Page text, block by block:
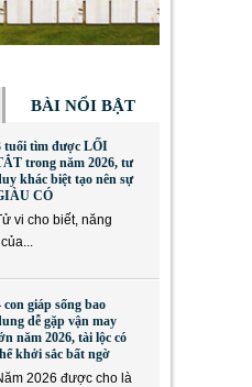
BÀI NỔI BẬT
tuổi tìm được LỐI
trong năm 2026, tư
khác biệt tạo nên sự
CÓ
vi cho biết, năng
con giáp sống bao
dễ gặp vận may
năm 2026, tài lộc có
khởi sắc bất ngờ
2026 được cho là